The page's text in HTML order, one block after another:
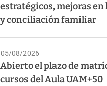
estratégicos, mejoras
y conciliación familiar
05/08/2026
Abierto el plazo de
cursos del Aula UAM+50